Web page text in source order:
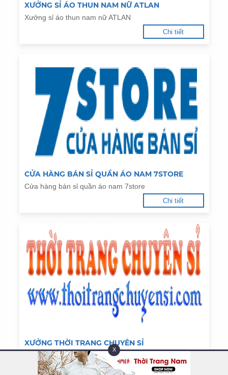
XƯỞNG SỈ ÁO THUN NAM NỮ ATLAN
Xưởng sỉ áo thun nam nữ ATLAN
Chi tiết
CỬA HÀNG BÁN SỈ QUẦN ÁO NAM 7STORE
Cửa hàng bán sỉ quần áo nam 7store
Chi tiết
XƯỞNG THỜI TRANG CHUYÊN SỈ
Xưởng thời trang chuyên sỉ
Chi tiết
X